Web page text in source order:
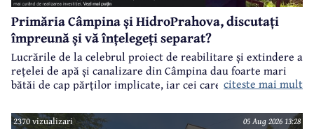
Primăria Câmpina și HidroPrahova, discutați
împreună și vă înțelegeți separat?
Lucrările de la celebrul proiect de reabilitare și extindere a
rețelei de apă și canalizare din Câmpina dau foarte mari
bătăi de cap părților implicate, iar cei care suferă sunt
Orizontului.
citeste mai mult
2370 vizualizari 05 Aug 2026 13:28